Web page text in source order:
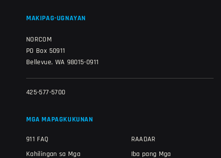
MAKIPAG-UGNAYAN
NORCOM
PO Box 50911
Bellevue, WA 98015-0911
425-577-5700
MGA MAPAGKUKUNAN
911 FAQ
Kahilingan sa Mga
RAADAR
Iba pang Mga